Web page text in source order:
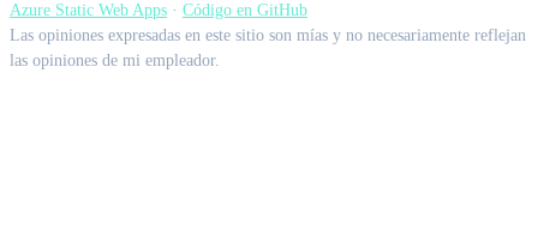
Azure Static Web Apps · Código en GitHub
Las opiniones expresadas en este sitio son mías y no necesariamente reflejan
las opiniones de mi empleador.